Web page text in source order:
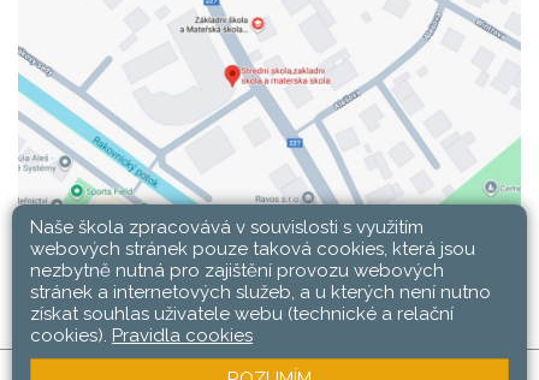
Naše škola zpracovává v souvislosti s využitím
webových stránek pouze taková cookies, která jsou
nezbytně nutná pro zajištění provozu webových
stránek a internetových služeb, a u kterých není nutno
získat souhlas uživatele webu (technické a relační
cookies). Pravidla cookies